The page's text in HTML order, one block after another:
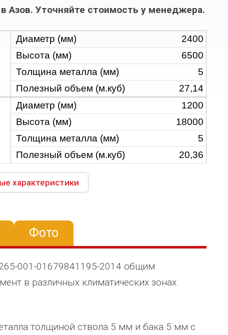
Азов. Уточняйте стоимость у менеджера.
Диаметр (мм)
2400
Высота (мм)
6500
Толщина металла (мм)
5
Полезный объем (м.куб)
27,14
Диаметр (мм)
1200
Высота (мм)
18000
Толщина металла (мм)
5
Полезный объем (м.куб)
20,36
характеристики
Фото
001-01679841195-2014 общим
в различных климатических зонах
толщиной ствола 5 мм и бака 5 мм с